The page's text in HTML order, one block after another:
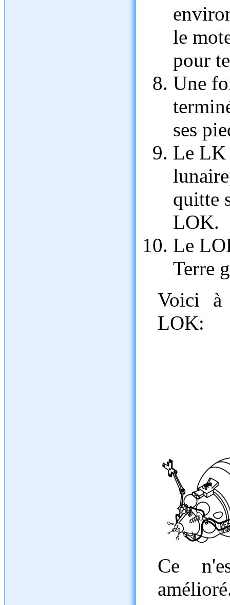
le
pour
Une
ses
Le LK
quitte
LOK.
Le
Terre
Voici à
LOK:
Ce